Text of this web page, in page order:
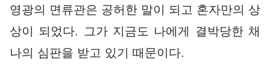
영광의 면류관은 공허한 말이 되고 혼자만의 상
상이 되었다. 그가 지금도 나에게 결박당한 채
나의 심판을 받고 있기 때문이다.